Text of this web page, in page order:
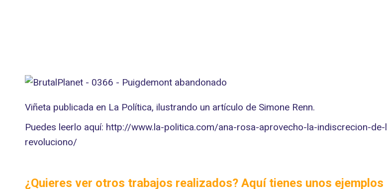
Viñeta publicada en La Política, ilustrando un artículo de Simone Renn.
Puedes leerlo aquí: http://www.la-politica.com/ana-rosa-aprovecho-la-indiscrecion-
revoluciono/
¿Quieres ver otros trabajos realizados? Aquí tienes unos ejemplos